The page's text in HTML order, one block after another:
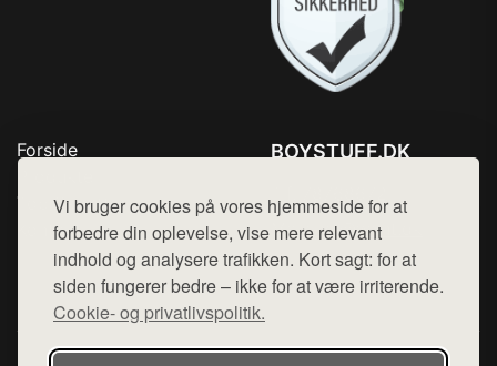
Vi bruger cookies på vores hjemmeside for at
forbedre din oplevelse, vise mere relevant
indhold og analysere trafikken. Kort sagt: for at
siden fungerer bedre – ikke for at være irriterende.
Cookie- og privatlivspolitik.
Forside
Top Rabatter
Kontakt
BOYSTUFF.DK
Mail: hej@want.dk
Cookie- og privatlivspolitik